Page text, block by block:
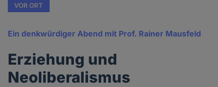
VOR ORT
Ein denkwürdiger Abend mit Prof. Rainer Mausfeld
Erziehung und
Neoliberalismus